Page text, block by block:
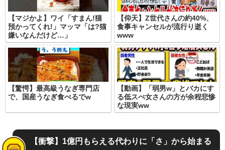
【マジかよ】ワイ「すまん!猫
預かってくれ!」マッマ「は?猫
嫌いなんだけど…」
【仰天】Z世代さんの約40%、
食事キャンセルが流行り逝く
www
【驚愕】最高級うなぎ専門店
で、国産うなぎ食べるでw
【動画】「弱男w」とバカにす
る低スぺ女さんの方が余程悲惨
な現実ww
【衝撃】1億円もらえる代わりに「さ」から始まる